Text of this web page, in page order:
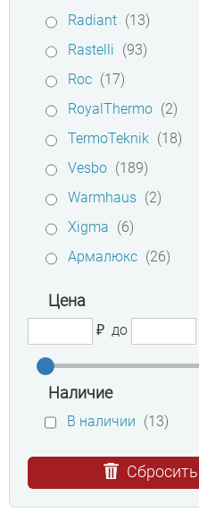
Radiant (13)
Rastelli (93)
Roc (17)
RoyalThermo (2)
TermoTeknik (18)
Vesbo (189)
Warmhaus (2)
Xigma (6)
Армалюкс (26)
Цена
₽ до
Наличие
В наличии (13)